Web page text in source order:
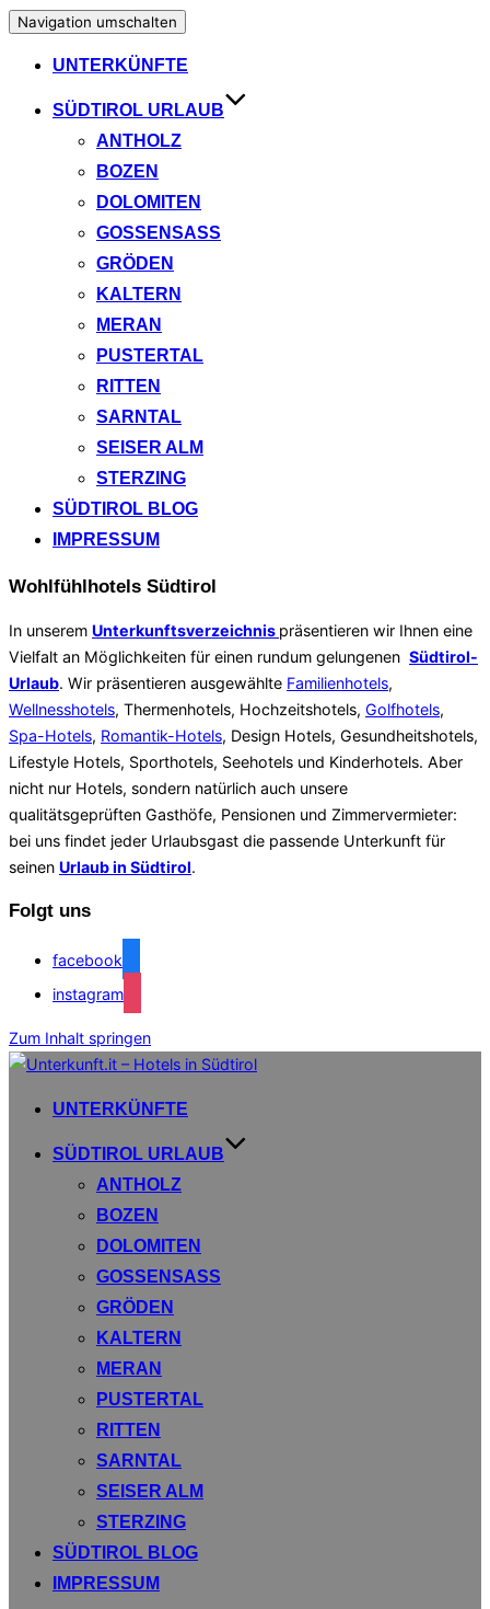
Navigation umschalten
UNTERKÜNFTE
SÜDTIROL URLAUB
ANTHOLZ
BOZEN
DOLOMITEN
GOSSENSASS
GRÖDEN
KALTERN
MERAN
PUSTERTAL
RITTEN
SARNTAL
SEISER ALM
STERZING
SÜDTIROL BLOG
IMPRESSUM
Wohlfühlhotels Südtirol
In unserem Unterkunftsverzeichnis präsentieren wir Ihnen eine
Vielfalt an Möglichkeiten für einen rundum gelungenen Südtirol-
Urlaub. Wir präsentieren ausgewählte Familienhotels,
Wellnesshotels, Thermenhotels, Hochzeitshotels, Golfhotels,
Spa-Hotels, Romantik-Hotels, Design Hotels, Gesundheitshotels,
Lifestyle Hotels, Sporthotels, Seehotels und Kinderhotels. Aber
nicht nur Hotels, sondern natürlich auch unsere
qualitätsgeprüften Gasthöfe, Pensionen und Zimmervermieter:
bei uns findet jeder Urlaubsgast die passende Unterkunft für
seinen Urlaub in Südtirol.
Folgt uns
facebook
instagram
Zum Inhalt springen
UNTERKÜNFTE
SÜDTIROL URLAUB
ANTHOLZ
BOZEN
DOLOMITEN
GOSSENSASS
GRÖDEN
KALTERN
MERAN
PUSTERTAL
RITTEN
SARNTAL
SEISER ALM
STERZING
SÜDTIROL BLOG
IMPRESSUM